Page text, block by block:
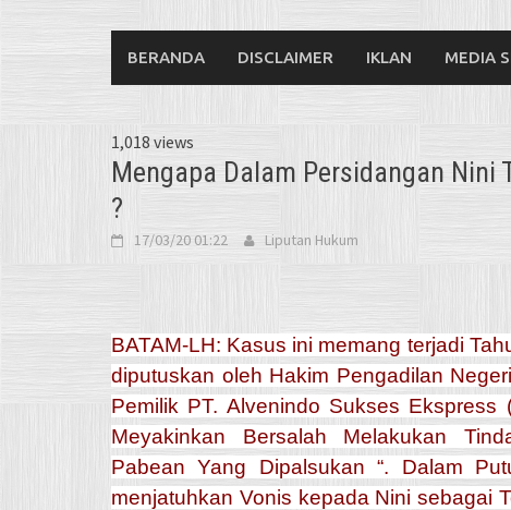
BERANDA DISCLAIMER IKLAN MEDIA
1,018 views
Mengapa Dalam Persidangan Nini
?
17/03/20 01:22 Liputan Hukum
BATAM-LH: Kasus ini memang terjadi
diputuskan oleh Hakim Pengadilan
Pemilik PT. Alvenindo Sukses
Meyakinkan Bersalah Melakukan
Pabean Yang Dipalsukan “. Dalam
menjatuhkan Vonis kepada Nini sebagai